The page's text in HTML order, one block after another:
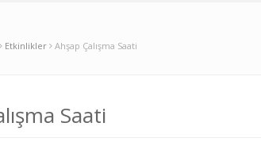
Etkinlikler Ahşap Çalışma Saati
Saati